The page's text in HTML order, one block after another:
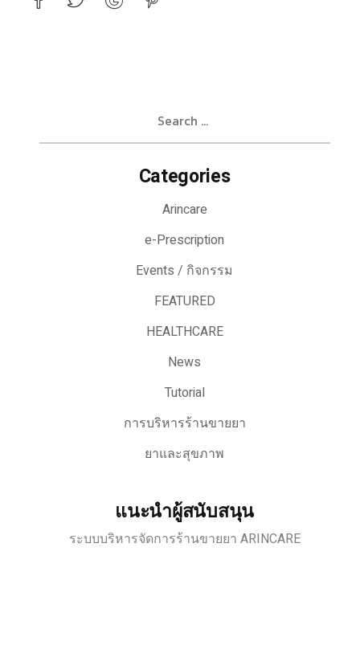
Categories
Arincare
e-Prescription
Events / กิจกรรม
FEATURED
HEALTHCARE
News
Tutorial
การบริหารร้านขายยา
ยาและสุขภาพ
แนะนำผู้สนับสนุน
ระบบบริหารจัดการร้านขายยา ARINCARE